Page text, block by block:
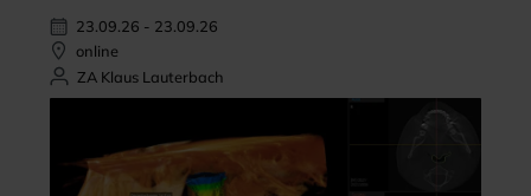
23.09.26 - 23.09.26
online
ZA Klaus Lauterbach